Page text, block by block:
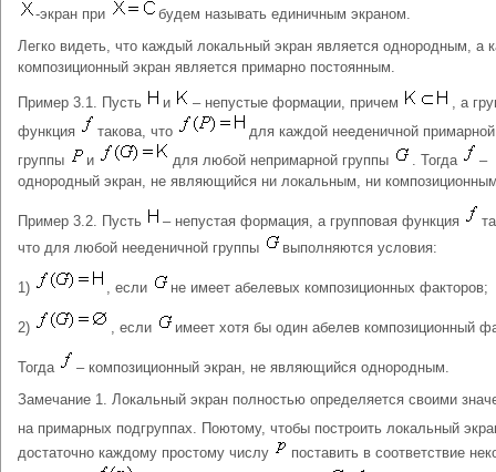
-экран при
будем называть единичным экраном.
Легко видеть, что каждый локальный экран является однородным, а
композиционный экран является примарно постоянным.
Пример 3.1. Пусть и – непустые формации, причем
, а
функция
такова, что
для каждой нееденичной примарной
группы
и для любой непримарной группы . Тогда
–
однородный экран, не являющийся ни локальным, ни
Пример 3.2. Пусть – непустая формация, а групповая функция
что для любой нееденичной группы
выполняются условия:
1) , если не имеет абелевых композиционных факторов;
2) , если имеет хотя бы один абелев композиционный
Тогда
– композиционный экран, не являющийся однородным.
Замечание 1. Локальный экран полностью определяется своими
на примарных подгруппах. Поютому, чтобы построить локальный
достаточно каждому простому числу
поставить в соответствие